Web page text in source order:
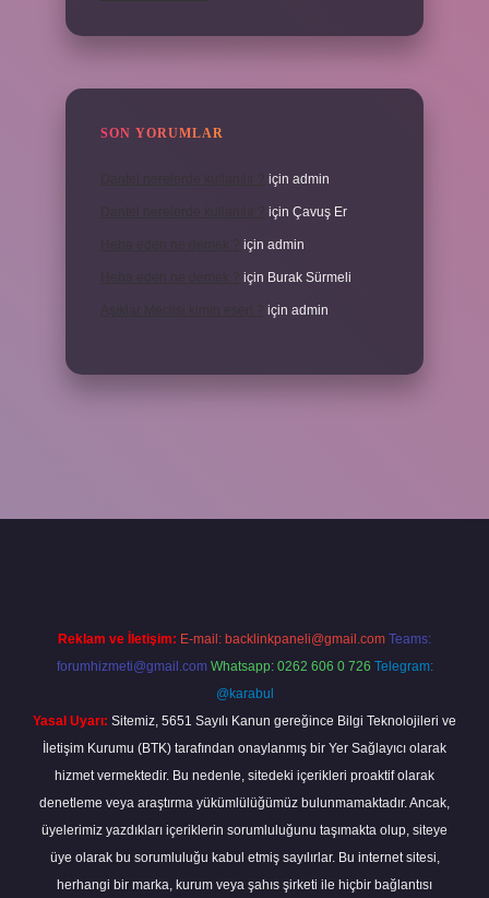
SON YORUMLAR
için admin
için Çavuş Er
için admin
için Burak Sürmeli
için admin
Reklam ve İletişim: E-mail: backlinkpaneli@gmail.com Teams:
forumhizmeti@gmail.com Whatsapp: 0262 606 0 726 Telegram:
@karabul
Yasal Uyarı: Sitemiz, 5651 Sayılı Kanun gereğince Bilgi Teknolojileri ve
İletişim Kurumu (BTK) tarafından onaylanmış bir Yer Sağlayıcı olarak
hizmet vermektedir. Bu nedenle, sitedeki içerikleri proaktif olarak
denetleme veya araştırma yükümlülüğümüz bulunmamaktadır. Ancak,
üyelerimiz yazdıkları içeriklerin sorumluluğunu taşımakta olup, siteye
üye olarak bu sorumluluğu kabul etmiş sayılırlar. Bu internet sitesi,
herhangi bir marka, kurum veya şahıs şirketi ile hiçbir bağlantısı